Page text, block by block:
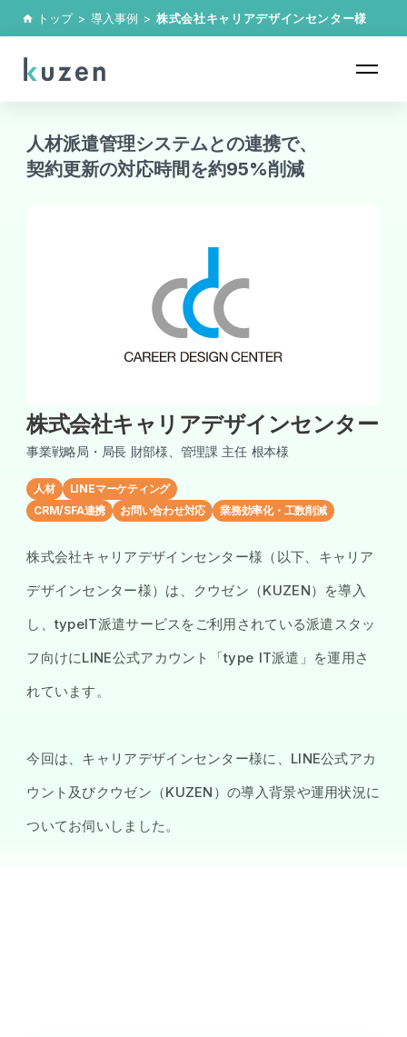
home トップ > 導入事例 > 株式会社キャリアデザインセンター様
人材派遣管理システムとの連携で、
契約更新の対応時間を約95%削減
株式会社キャリアデザインセンター
事業戦略局・局長 財部様、管理課 主任 根本様
人材
LINEマーケティング
CRM/SFA連携
お問い合わせ対応 業務効率化・工数削減
株式会社キャリアデザインセンター様（以下、キャリア
デザインセンター様）は、クウゼン（KUZEN）を導入
し、typeIT派遣サービスをご利用されている派遣スタッ
フ向けにLINE公式アカウント「type IT派遣」を運用さ
れています。
今回は、キャリアデザインセンター様に、LINE公式アカ
ウント及びクウゼン（KUZEN）の導入背景や運用状況に
ついてお伺いしました。